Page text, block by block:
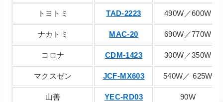
トヨトミ TAD-2223 490W／600W
ナカトミ MAC-20 690W／770W
コロナ CDM-1423 300W／350W
マクスゼン JCF-MX603 540W／ 625W
山善 YEC-RD03 90W